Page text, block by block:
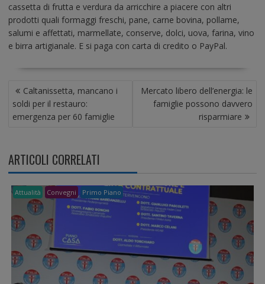
cassetta di frutta e verdura da arricchire a piacere con altri
prodotti quali formaggi freschi, pane, carne bovina, pollame,
salumi e affettati, marmellate, conserve, dolci, uova, farina, vino
e birra artigianale. E si paga con carta di credito o PayPal.
A
V
A
Z
I
O
N
E
A
T
Caltanissetta, mancano i
soldi per il restauro:
emergenza per 60 famiglie
Mercato libero dell’energia: le
famiglie possono davvero
risparmiare
ARTICOLI CORRELATI
Attualità Convegni Primo Piano